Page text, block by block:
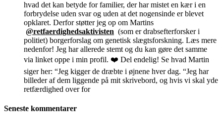
hvad det kan betyde for familier, der har mistet en kær i en
forbrydelse uden svar og uden at det nogensinde er blevet
opklaret. Derfor støtter jeg op om Martins
@retfaerdighedsaktivisten (som er drabsefterforsker i
politiet) borgerforslag om genetisk slægtsforskning. Læs mere
nedenfor! Jeg har allerede stemt og du kan gøre det samme
via linket oppe i min profil. ❤️ Del endelig! Se hvad Martin
siger her: “Jeg kigger de dræbte i øjnene hver dag. “Jeg har
billeder af dem liggende på mit skrivebord, og hvis vi skal yde
retfærdighed over for
Seneste kommentarer